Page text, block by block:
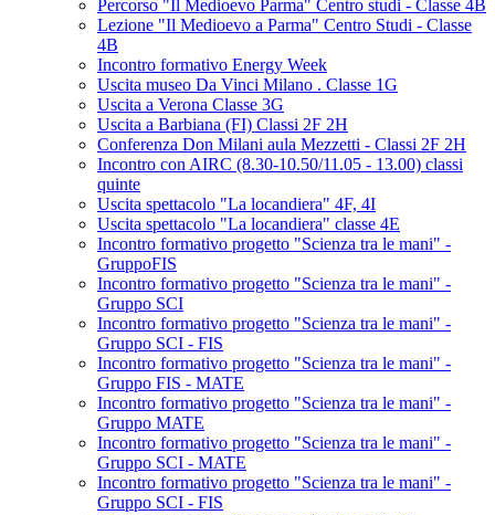
Percorso "Il Medioevo Parma" Centro studi - Classe 4B
Lezione "Il Medioevo a Parma" Centro Studi - Classe
4B
Incontro formativo Energy Week
Uscita museo Da Vinci Milano . Classe 1G
Uscita a Verona Classe 3G
Uscita a Barbiana (FI) Classi 2F 2H
Conferenza Don Milani aula Mezzetti - Classi 2F 2H
Incontro con AIRC (8.30-10.50/11.05 - 13.00) classi
quinte
Uscita spettacolo "La locandiera" 4F, 4I
Uscita spettacolo "La locandiera" classe 4E
Incontro formativo progetto "Scienza tra le mani" -
GruppoFIS
Incontro formativo progetto "Scienza tra le mani" -
Gruppo SCI
Incontro formativo progetto "Scienza tra le mani" -
Gruppo SCI - FIS
Incontro formativo progetto "Scienza tra le mani" -
Gruppo FIS - MATE
Incontro formativo progetto "Scienza tra le mani" -
Gruppo MATE
Incontro formativo progetto "Scienza tra le mani" -
Gruppo SCI - MATE
Incontro formativo progetto "Scienza tra le mani" -
Gruppo SCI - FIS